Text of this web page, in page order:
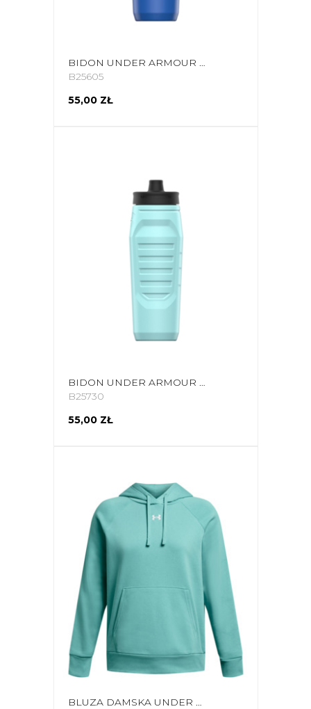
BIDON UNDER ARMOUR SIDELINE SQUEEZE 950 ML GRANATOWY UA70090 1364835 400
B25605
55,00 ZŁ
BIDON UNDER ARMOUR SIDELINE SQUEEZE 950 ML NIEBIESKI UA70090 1364835 914
B25730
55,00 ZŁ
BLUZA DAMSKA UNDER ARMOUR RIVAL FLECCE HOODIE MIĘTOWA 1379500 482